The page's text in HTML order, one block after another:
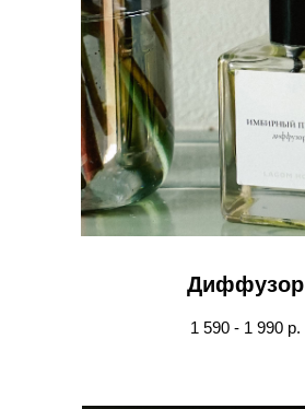
Диффузор
1 590 - 1 990 р.